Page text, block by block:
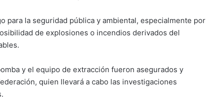
para la seguridad pública y ambiental, especialmente por
de explosiones o incendios derivados del
y el equipo de extracción fueron asegurados y
quien llevará a cabo las investigaciones